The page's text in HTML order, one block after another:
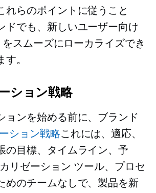
れらのポイントに従うこと
ドでも、新しいユーザー向け
スムーズにローカライズでき
。
ション戦略
ョンを始める前に、ブランド
ション戦略これには、適応、
の目標、タイムライン、予
リゼーション ツール、プロセ
めのチームなしで、製品を新